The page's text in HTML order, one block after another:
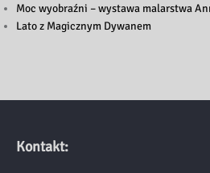
Moc wyobraźni – wystawa malarstwa
Lato z Magicznym Dywanem
Kontakt: